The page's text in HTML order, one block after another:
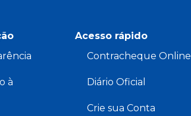
à
Acesso rápido
Contracheque Online
Diário Oficial
Crie sua Conta